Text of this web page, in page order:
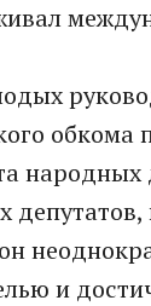
обкома
и